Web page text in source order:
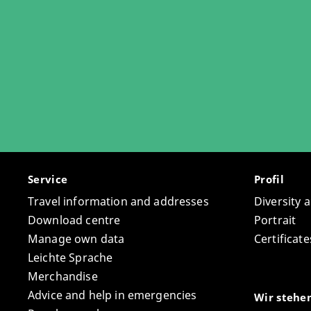
Sprachkurs „Einführung in das Biblische
WINTERSEMESTER 2024/25:
Seminar „Einführung in das wissenschaftliche
WINTERSEMESTER 2022/23:
Tutorium zum Einführungskurs Hebräisch im
WINTERSEMESTER 2021/22:
Service
Travel information and addresses
Download centre
Manage own data
Leichte Sprache
Merchandise
Advice and help in emergencies
Profil
Diversity
Portrait
Wir